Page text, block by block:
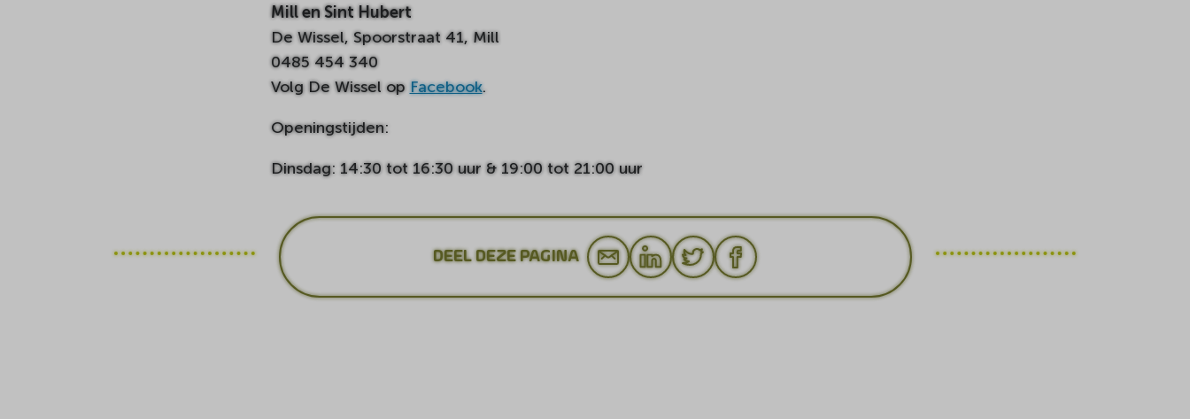
Mill en Sint Hubert
De Wissel, Spoorstraat 41, Mill
0485 454 340
Volg De Wissel op Facebook.
Openingstijden:
Dinsdag: 14:30 tot 16:30 uur & 19:00 tot 21:00 uur
DEEL DEZE PAGINA